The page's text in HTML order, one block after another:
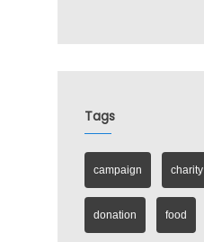
Tags
campaign charity
donation food